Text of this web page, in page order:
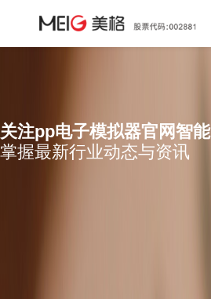
关注pp电子模拟器官网智能
掌握最新行业动态与资讯